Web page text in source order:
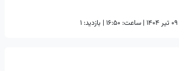
| ساعت: ۱۶:۵۰ | بازدید: 1